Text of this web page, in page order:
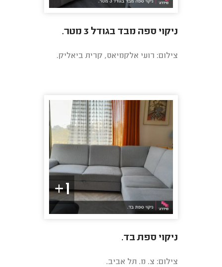
ניקוי ספה מבד בגודל 3 מטר.
צילום: רועי אלקמיאס, קרית ביאליק.
1+
ניקוי ספת בד.
צילום: צ. מ. תל אביב.